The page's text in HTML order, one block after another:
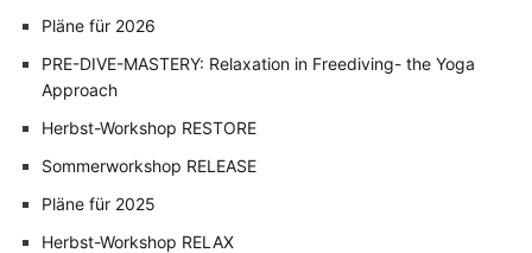
Pläne für 2026
PRE-DIVE-MASTERY: Relaxation in Freediving- the Yoga
Approach
Herbst-Workshop RESTORE
Sommerworkshop RELEASE
Pläne für 2025
Herbst-Workshop RELAX